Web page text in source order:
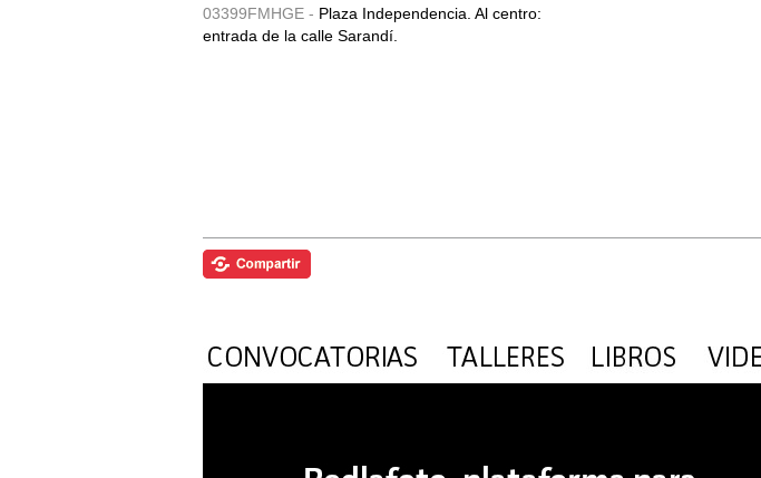
03399FMHGE - Plaza Independencia. Al centro:
entrada de la calle Sarandí.